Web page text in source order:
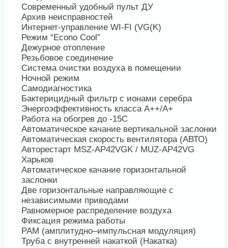
Современный удобный пульт ДУ
Архив неисправностей
Интернет-управление WI-FI (VG(K)
Режим “Econo Cool”
Дежурное отопление
Резьбовое соединение
Система очистки воздуха в помещении
Ночной режим
Самодиагностика
Бактерицидный фильтр с ионами серебра
Энергоэффективность класса А++/А+
Работа на обогрев до -15С
Автоматическое качание вертикальной заслонки
Автоматическая скорость вентилятора (АВТО)
Авторестарт MSZ-AP42VGK / MUZ-AP42VG
Харьков
Автоматическое качание горизонтальной
заслонки
Две горизонтальные направляющие с
независимыми приводами
Равномерное распределение воздуха
Фиксация режима работы
PAM (амплитудно–импульсная модуляция)
Труба с внутренней накаткой (Накатка)